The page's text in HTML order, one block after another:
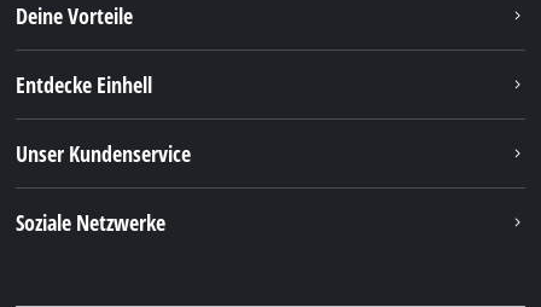
Deine Vorteile
Entdecke Einhell
Unser Kundenservice
Soziale Netzwerke